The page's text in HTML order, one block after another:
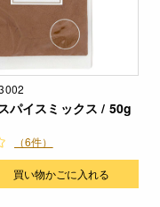
パイスミックス / 50g
（6件）
買い物かごに入れる